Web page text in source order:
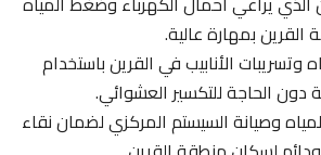
بمهارة عالية.
الأنابيب في القرين باستخدام
الحاجة للتكسير العشوائي.
وصيانة السيستم المركزي لضمان نقاء